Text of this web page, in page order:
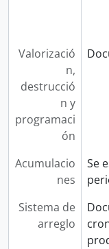
Valorizació
n,
destrucció
n y
programaci
ón
Acumulacio
nes
Se
Sistema de
arreglo